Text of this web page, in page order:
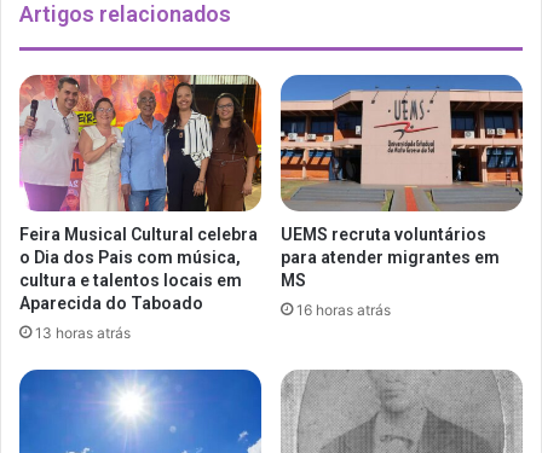
Artigos relacionados
Feira Musical Cultural celebra
o Dia dos Pais com música,
cultura e talentos locais em
Aparecida do Taboado
13 horas atrás
UEMS recruta voluntários
para atender migrantes em
MS
16 horas atrás